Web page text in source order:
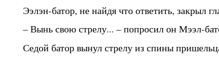
Ээлэн-батор, не найдя что ответить, закрыл
– Вынь свою стрелу... – попросил он Мээл-
Седой батор вынул стрелу из спины